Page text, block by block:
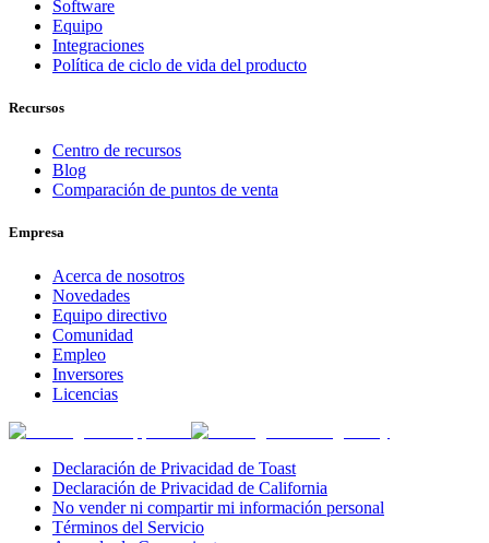
Software
Equipo
Integraciones
Política de ciclo de vida del producto
Recursos
Centro de recursos
Blog
Comparación de puntos de venta
Empresa
Acerca de nosotros
Novedades
Equipo directivo
Comunidad
Empleo
Inversores
Licencias
Declaración de Privacidad de Toast
Declaración de Privacidad de California
No vender ni compartir mi información personal
Términos del Servicio